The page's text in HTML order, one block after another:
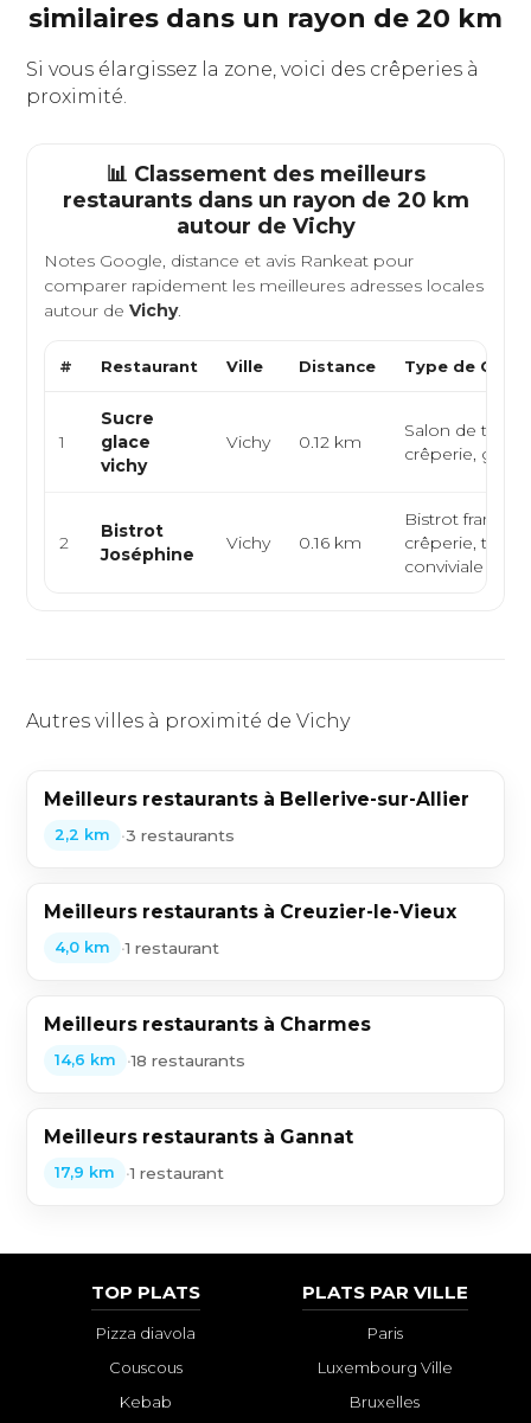
similaires dans un rayon de 20 km
Si vous élargissez la zone, voici des crêperies à
proximité.
📊 Classement des meilleurs
restaurants dans un rayon de 20 km
autour de Vichy
Notes Google, distance et avis Rankeat pour
comparer rapidement les meilleures adresses locales
autour deVichy.
# Restaurant Ville Distance Type de
1
Sucre
glace
vichy
Vichy 0.12 km
Salon de thé,
crêperie,
2
Bistrot
Joséphine
Vichy 0.16 km
Bistrot français,
crêperie, table
conviviale
Autres villes à proximité de Vichy
Meilleurs restaurants à Bellerive-sur-Allier
2,2 km •3 restaurants
Meilleurs restaurants à Creuzier-le-Vieux
4,0 km •1 restaurant
Meilleurs restaurants à Charmes
14,6 km •18 restaurants
Meilleurs restaurants à Gannat
17,9 km •1 restaurant
TOP PLATS
Pizza diavola
Couscous
Kebab
PLATS PAR VILLE
Paris
Luxembourg Ville
Bruxelles